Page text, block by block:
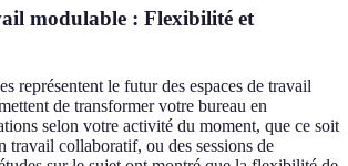
modulable : Flexibilité et
représentent le futur des espaces de travail
de transformer votre bureau en
selon votre activité du moment, que ce soit
travail collaboratif, ou des sessions de